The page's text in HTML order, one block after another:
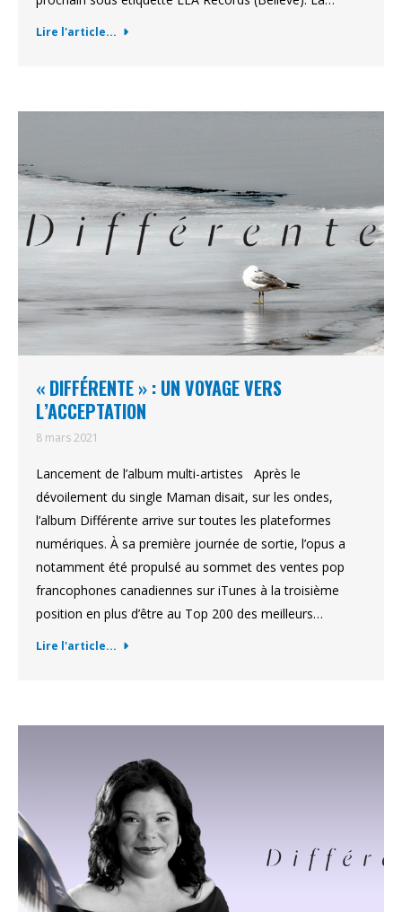
Lire l'article...
« DIFFÉRENTE » : UN VOYAGE VERS
L’ACCEPTATION
8 mars 2021
Lancement de l’album multi-artistes Après le
dévoilement du single Maman disait, sur les ondes,
l’album Différente arrive sur toutes les plateformes
numériques. À sa première journée de sortie, l’opus a
notamment été propulsé au sommet des ventes pop
francophones canadiennes sur iTunes à la troisième
position en plus d’être au Top 200 des meilleurs…
Lire l'article...